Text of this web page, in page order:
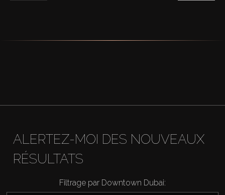
ALERTEZ-MOI DES NOUVEAUX
RÉSULTATS
Filtrage par Downtown Dubai: